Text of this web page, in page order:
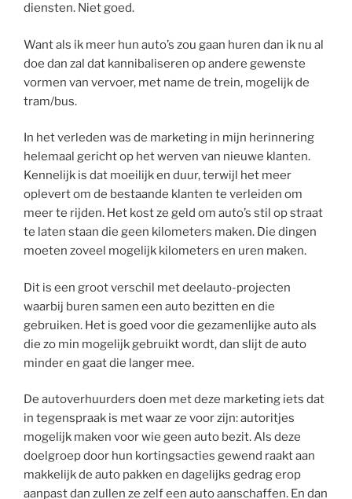
diensten. Niet goed.
Want als ik meer hun auto’s zou gaan huren dan ik nu al
doe dan zal dat kannibaliseren op andere gewenste
vormen van vervoer, met name de trein, mogelijk de
tram/bus.
In het verleden was de marketing in mijn herinnering
helemaal gericht op het werven van nieuwe klanten.
Kennelijk is dat moeilijk en duur, terwijl het meer
oplevert om de bestaande klanten te verleiden om
meer te rijden. Het kost ze geld om auto’s stil op straat
te laten staan die geen kilometers maken. Die dingen
moeten zoveel mogelijk kilometers en uren maken.
Dit is een groot verschil met deelauto-projecten
waarbij buren samen een auto bezitten en die
gebruiken. Het is goed voor die gezamenlijke auto als
die zo min mogelijk gebruikt wordt, dan slijt de auto
minder en gaat die langer mee.
De autoverhuurders doen met deze marketing iets dat
in tegenspraak is met waar ze voor zijn: autoritjes
mogelijk maken voor wie geen auto bezit. Als deze
doelgroep door hun kortingsacties gewend raakt aan
makkelijk de auto pakken en dagelijks gedrag erop
aanpast dan zullen ze zelf een auto aanschaffen. En dan